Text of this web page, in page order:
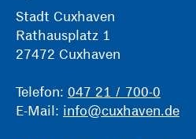
Stadt Cuxhaven
Rathausplatz 1
27472 Cuxhaven
Telefon: 047 21 / 700-0
E-Mail: info@cuxhaven.de